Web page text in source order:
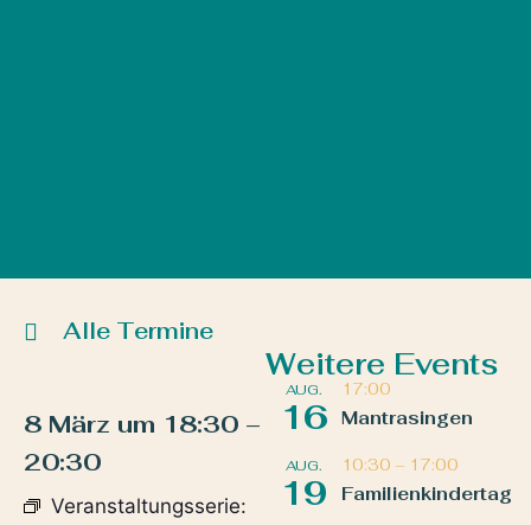
Alle Termine
8 März um 18:30 –
20:30
Veranstaltungsserie:
Weitere Events
AUG.
16
17:00
Mantrasingen
AUG.
19
10:30 – 17:00
Familienkindertag